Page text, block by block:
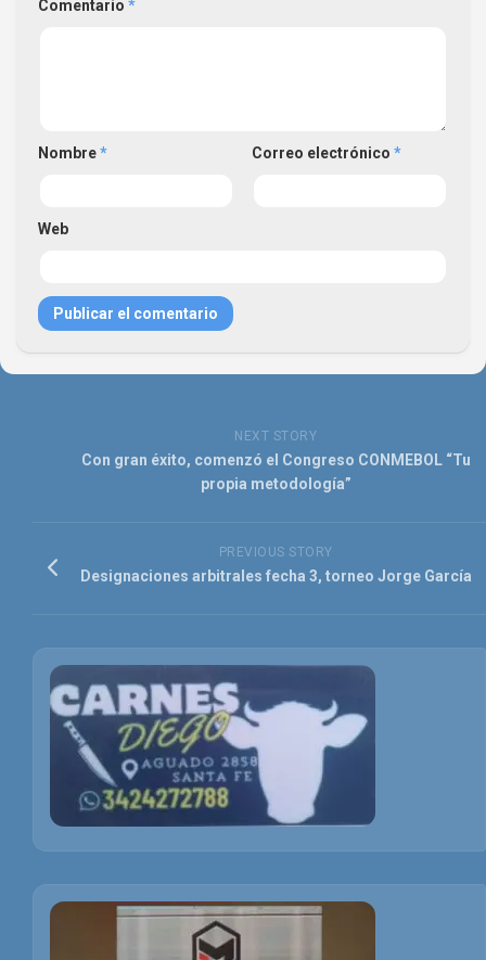
Comentario *
Nombre* Correo electrónico *
Web
NEXT STORY
Con gran éxito, comenzó el Congreso CONMEBOL “Tu
propia metodología”
PREVIOUS STORY
Designaciones arbitrales fecha 3, torneo Jorge García